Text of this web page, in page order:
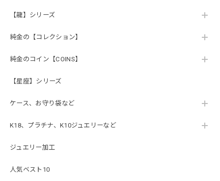
【龍】シリーズ
純金の【コレクション】
純金のコイン【COINS】
【星座】シリーズ
ケース、お守り袋など
K18、プラチナ、K10ジュエリーなど
ジュエリー加工
人気ベスト10